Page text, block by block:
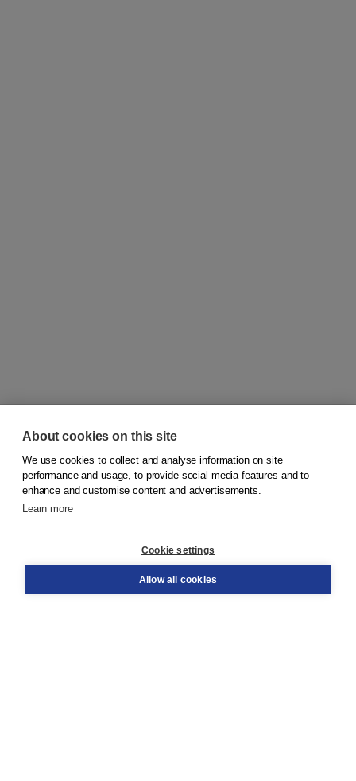
© 2026Koninklijke Boom uitgevers
Order
About cookies on this site
We use cookies to collect and analyse information on site
performance and usage, to provide social media features and to
enhance and customise content and advertisements.
Learn more
Cookie settings
Allow all cookies